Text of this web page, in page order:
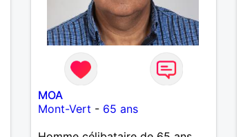
MOA
Mont-Vert - 65 ans